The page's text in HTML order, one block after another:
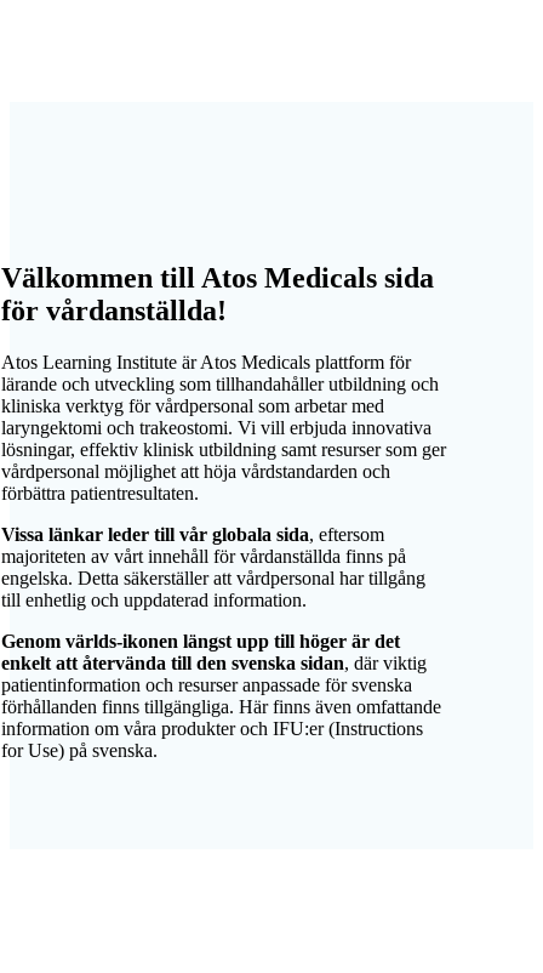
Välkommen till Atos Medicals sida
för vårdanställda!
Atos Learning Institute är Atos Medicals plattform för
lärande och utveckling som tillhandahåller utbildning och
kliniska verktyg för vårdpersonal som arbetar med
laryngektomi och trakeostomi. Vi vill erbjuda innovativa
lösningar, effektiv klinisk utbildning samt resurser som ger
vårdpersonal möjlighet att höja vårdstandarden och
förbättra patientresultaten.
Vissa länkar leder till vår globala sida, eftersom
majoriteten av vårt innehåll för vårdanställda finns på
engelska. Detta säkerställer att vårdpersonal har tillgång
till enhetlig och uppdaterad information.
Genom världs-ikonen längst upp till höger är det
enkelt att återvända till den svenska sidan, där viktig
patientinformation och resurser anpassade för svenska
förhållanden finns tillgängliga. Här finns även omfattande
information om våra produkter och IFU:er (Instructions
for Use) på svenska.